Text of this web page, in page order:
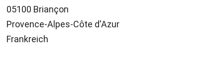
05100 Briançon
Provence-Alpes-Côte d'Azur
Frankreich